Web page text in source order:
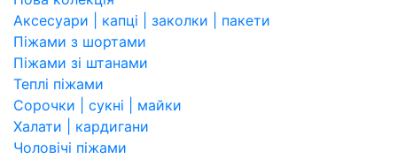
Аксесуари | капці | заколки | пакети
Піжами з шортами
Піжами зі штанами
Теплі піжами
Сорочки | сукні | майки
Халати | кардигани
Чоловічі піжами